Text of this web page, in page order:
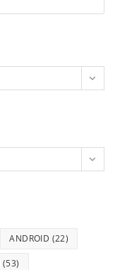
ANDROID (22)
(53)